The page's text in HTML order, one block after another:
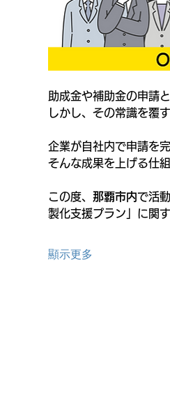
助成金や補助金の申請
しかし、その常識を覆
企業が自社内で申請を
そんな成果を上げる仕
この度、 那覇市内で活
製化支援プラン」に関
顯示更多